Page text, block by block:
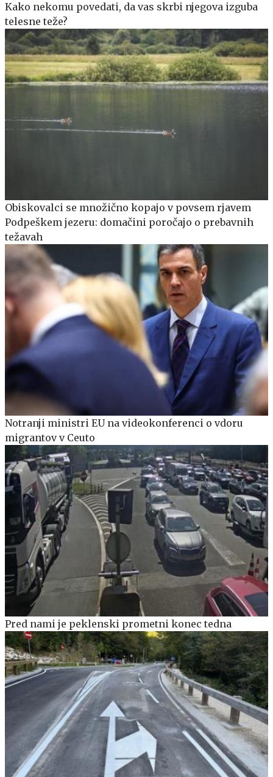
Kako nekomu povedati, da vas skrbi njegova izguba
telesne teže?
Obiskovalci se množično kopajo v povsem rjavem
Podpeškem jezeru: domačini poročajo o prebavnih
težavah
Notranji ministri EU na videokonferenci o vdoru
migrantov v Ceuto
Pred nami je peklenski prometni konec tedna